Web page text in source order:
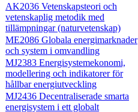
AK2036 Vetenskapsteori och
vetenskaplig metodik med
tillämpningar (naturvetenskap)
ME2086 Globala energimarknader
och system i omvandling
MJ2383 Energisystemekonomi,
modellering och indikatorer för
hållbar energiutveckling
MJ2436 Decentraliserade smarta
energisystem i ett globalt